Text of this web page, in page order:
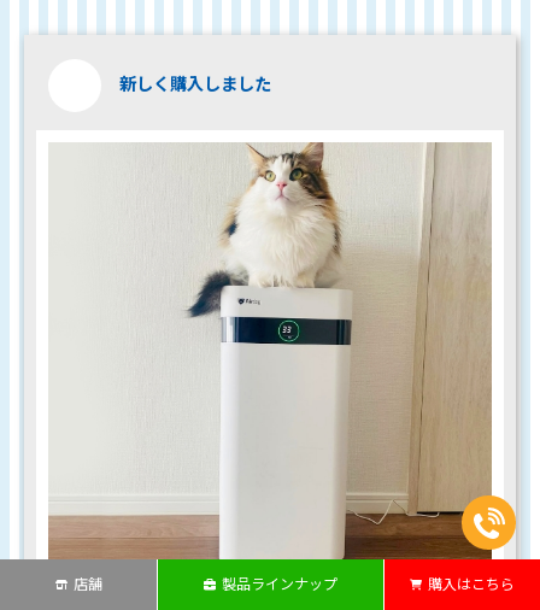
新しく購入しました
店舗 製品ラインナップ 購入はこちら